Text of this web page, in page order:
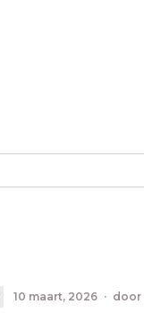
10 maart, 2026 · door